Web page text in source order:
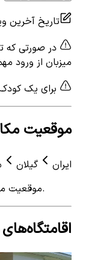
تاریخ آخرین
در صورتی که
میزبان از ورود
برای یک کودک زیر ۵ سال هزینه
موقعیت
ایران گیلان
موقعیت مکانی دقیق پس از رزرو نمایش داده می‌شود.